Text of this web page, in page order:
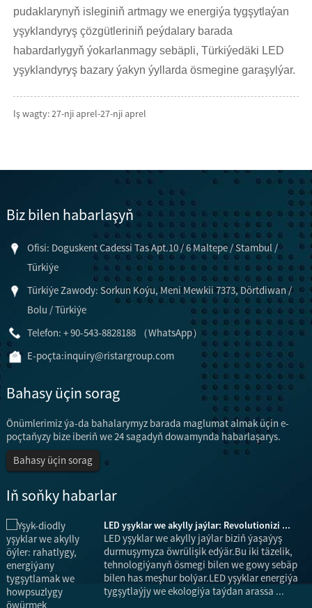
pudaklarynyň isleginiň artmagy we energiýa tygşytlaýan
yşyklandyryş çözgütleriniň peýdalary barada
habardarlygyň ýokarlanmagy sebäpli, Türkiýedäki LED
yşyklandyryş bazary ýakyn ýyllarda ösmegine garaşylýar.
Iş wagty: 27-nji aprel-27-nji aprel
Biz bilen habarlaşyň
Ofisi: Doguskent Cadessi Tas Apt.10 / 6 Maltepe / Stambul /
Türkiýe
Türkiýe Zawody: Sorkun Koýu, Meni Mewkii 7373, Dörtdiwan /
Bolu / Türkiýe
Telefon: + 90-543-8828188 （WhatsApp）
E-poçta:inquiry@ristargroup.com
Bahasy üçin sorag
Önümlerimiz ýa-da bahalarymyz barada maglumat almak üçin e-
poçtaňyzy bize iberiň we 24 sagadyň dowamynda habarlaşarys.
Bahasy üçin sorag
Iň soňky habarlar
LED yşyklar we akylly jaýlar: Revolutionizi ...
LED yşyklar we akylly jaýlar biziň ýaşaýyş
durmuşymyza öwrülişik edýär.Bu iki täzelik,
tehnologiýanyň ösmegi bilen we gowy sebäp
bilen has meşhur bolýar.LED yşyklar energiýa
tygşytlaýjy we ekologiýa taýdan arassa ...